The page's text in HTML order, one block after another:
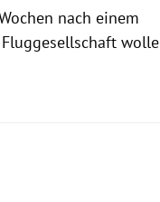
nach einem
wolle